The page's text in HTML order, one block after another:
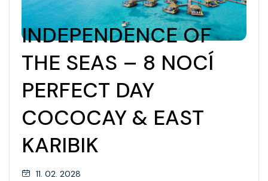
INDEPENDENCE OF
THE SEAS – 8 NOCÍ
PERFECT DAY
COCOCAY & EAST
KARIBIK
11. 02. 2028